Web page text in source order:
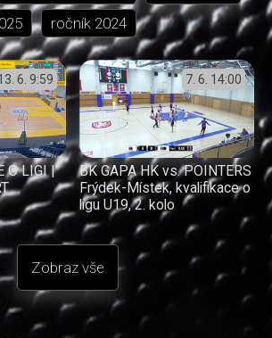
ročník 2024
6. 9:59
O LIGI |
7. 6. 14:00
BK GAPA HK vs. POINTERS
Frýdek-Místek, kvalifikace o
ligu U19, 2. kolo
Zobraz vše